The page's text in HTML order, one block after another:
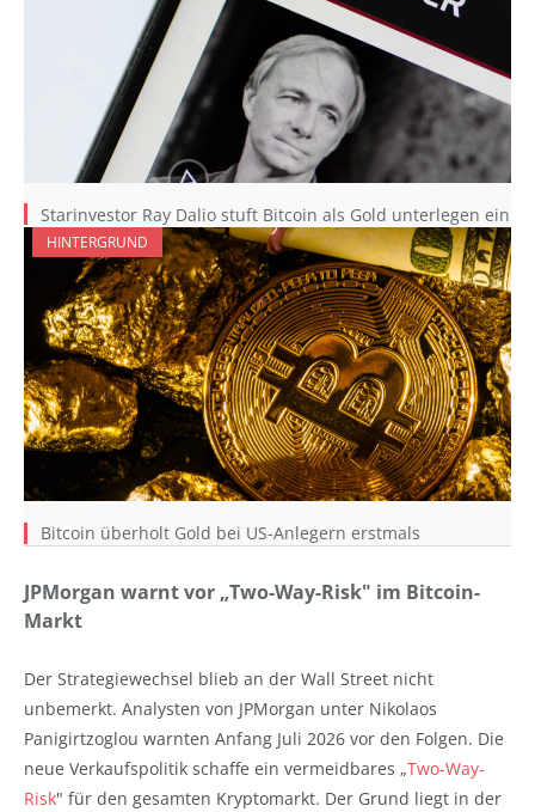
Starinvestor Ray Dalio stuft Bitcoin als Gold unterlegen ein
HINTERGRUND
Bitcoin überholt Gold bei US-Anlegern erstmals
JPMorgan warnt vor „Two-Way-Risk" im Bitcoin-
Markt
Der Strategiewechsel blieb an der Wall Street nicht
unbemerkt. Analysten von JPMorgan unter Nikolaos
Panigirtzoglou warnten Anfang Juli 2026 vor den Folgen. Die
neue Verkaufspolitik schaffe ein vermeidbares „Two-Way-
Risk" für den gesamten Kryptomarkt. Der Grund liegt in der